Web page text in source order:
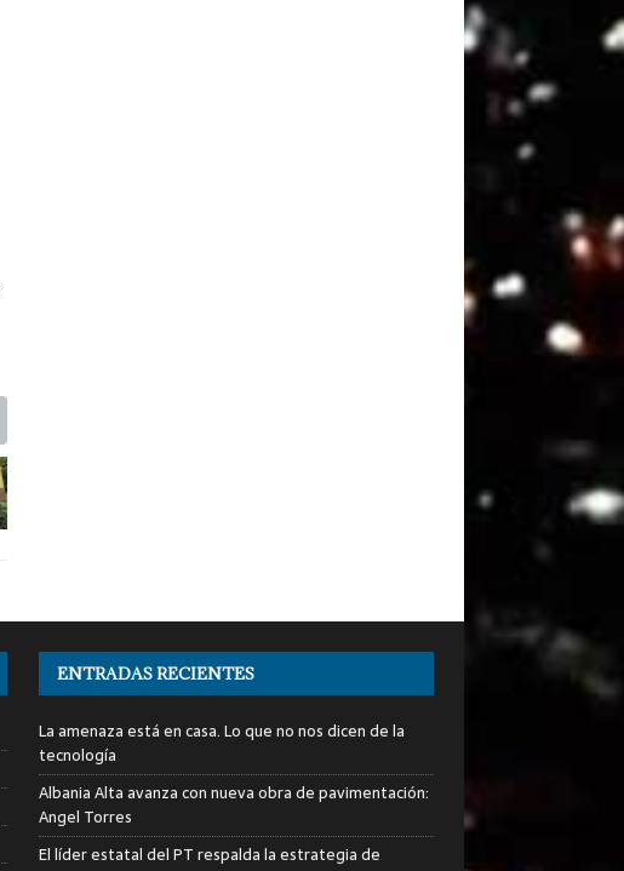
ENTRADAS RECIENTES
La amenaza está en casa. Lo que no nos dicen de la
tecnología
Albania Alta avanza con nueva obra de pavimentación:
Angel Torres
El líder estatal del PT respalda la estrategia de